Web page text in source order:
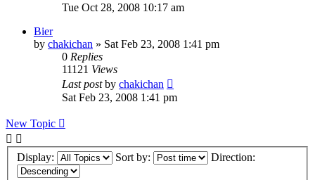
Tue Oct 28, 2008 10:17 am
Bier
by chakichan » Sat Feb 23, 2008 1:41 pm
0 Replies
11121 Views
Last postby chakichan
Sat Feb 23, 2008 1:41 pm
New Topic
Display: Sort by: Direction: